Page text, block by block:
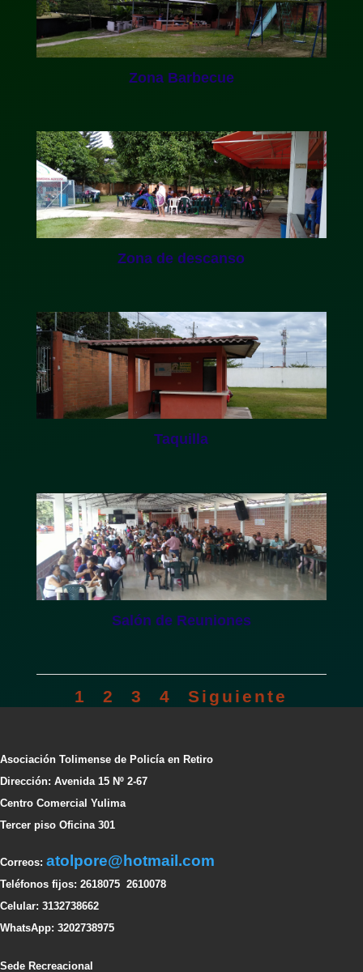
Zona Barbecue
Zona de descanso
Taquilla
Salón de Reuniones
1 2 3 4 Siguiente
Asociación Tolimense de Policía en Retiro
Dirección: Avenida 15 Nº 2-67
Centro Comercial Yulima
Tercer piso Oficina 301
Correos: atolpore@hotmail.com
Teléfonos fijos: 2618075 2610078
Celular: 3132738662
WhatsApp: 3202738975
Sede Recreacional